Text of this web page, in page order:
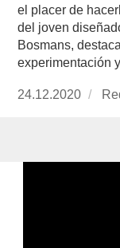
el placer de
del joven
Bosmans,
experimentación
Publicado
24.12.2020